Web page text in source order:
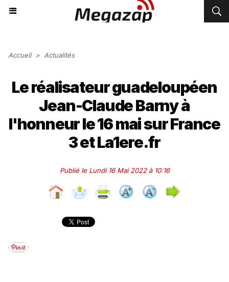
Accueil > Actualités
Le réalisateur guadeloupéen
Jean-Claude Barny à
l'honneur le 16 mai sur France
3 et La1ere.fr
Publié le Lundi 16 Mai 2022 à 10:16